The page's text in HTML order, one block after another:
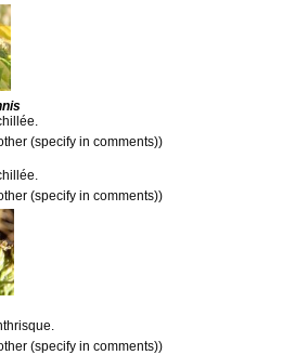
(specify in comments))
(specify in comments))
(specify in comments))